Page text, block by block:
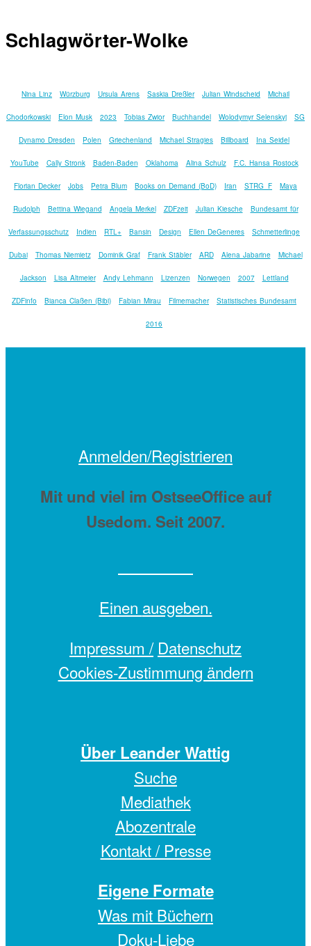
Schlagwörter-Wolke
Nina Linz Würzburg Ursula Arens Saskia Dreßler Julian Windscheid Michail
Chodorkowski Elon Musk 2023 Tobias Zwior Buchhandel Wolodymyr Selenskyj SG
Dynamo Dresden Polen Griechenland Michael Stragies Billboard Ina Seidel
YouTube Cally Stronk Baden-Baden Oklahoma Alina Schulz F.C. Hansa Rostock
Florian Decker Jobs Petra Blum Books on Demand (BoD) Iran STRG_F Maya
Rudolph Bettina Wiegand Angela Merkel ZDFzeit Julian Kiesche Bundesamt für
Verfassungsschutz Indien RTL+ Bansin Design Ellen DeGeneres Schmetterlinge
Dubai Thomas Niemietz Dominik Graf Frank Stäbler ARD Alena Jabarine Michael
Jackson Lisa Altmeier Andy Lehmann Lizenzen Norwegen 2007 Lettland
ZDFinfo Bianca Claßen (Bibi) Fabian Mirau Filmemacher Statistisches Bundesamt
2016
Anmelden/Registrieren
Mit und viel im OstseeOffice auf
Usedom. Seit 2007.
Einen ausgeben.
Impressum / Datenschutz
Cookies-Zustimmung ändern
Über Leander Wattig
Suche
Mediathek
Abozentrale
Kontakt / Presse
Eigene Formate
Was mit Büchern
Doku-Liebe